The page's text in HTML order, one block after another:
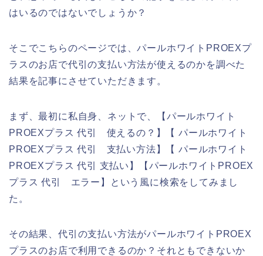
はいるのではないでしょうか？
そこでこちらのページでは、パールホワイトPROEXプ
ラスのお店で代引の支払い方法が使えるのかを調べた
結果を記事にさせていただきます。
まず、最初に私自身、ネットで、【パールホワイト
PROEXプラス 代引 使えるの？】【 パールホワイト
PROEXプラス 代引 支払い方法】【 パールホワイト
PROEXプラス 代引 支払い】【パールホワイトPROEX
プラス 代引 エラー】という風に検索をしてみまし
た。
その結果、代引の支払い方法がパールホワイトPROEX
プラスのお店で利用できるのか？それともできないか